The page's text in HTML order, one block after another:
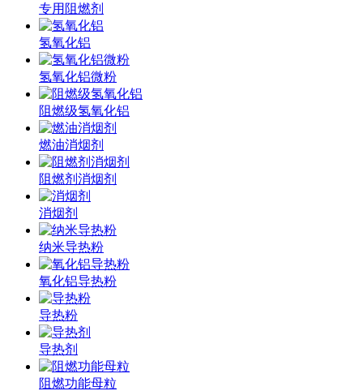
专用阻燃剂
氢氧化铝
氢氧化铝微粉
阻燃级氢氧化铝
燃油消烟剂
阻燃剂消烟剂
消烟剂
纳米导热粉
氧化铝导热粉
导热粉
导热剂
阻燃功能母粒